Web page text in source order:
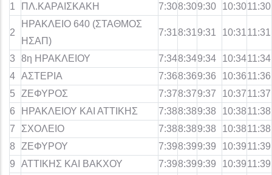
1
ΠΛ.ΚΑΡΑΙΣΚΑΚΗ 7:308:309:30 10:3011:30
2
ΗΡΑΚΛΕΙΟ 640 (ΣΤΑΘΜΟΣ
ΗΣΑΠ)
7:318:319:31 10:3111:31
3 8η ΗΡΑΚΛΕΙΟΥ 7:348:349:34 10:3411:34
4 ΑΣΤΕΡΙΑ 7:368:369:36 10:3611:36
5
ΖΕΦΥΡΟΣ 7:378:379:37 10:3711:37
6
ΗΡΑΚΛΕΙΟΥ ΚΑΙ ΑΤΤΙΚΗΣ 7:388:389:38 10:3811:38
7
ΣΧΟΛΕΙΟ 7:388:389:38 10:3811:38
8
ΖΕΦΥΡΟΥ 7:398:399:39 10:3911:39
9
ΑΤΤΙΚΗΣ ΚΑΙ ΒΑΚΧΟΥ 7:398:399:39 10:3911:39